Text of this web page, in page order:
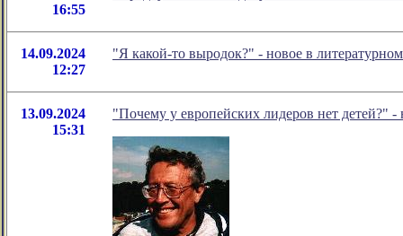
16:55
14.09.2024
12:27
"Я какой-то выродок?" - новое в
13.09.2024
15:31
"Почему у европейских лидеров нет детей?" -